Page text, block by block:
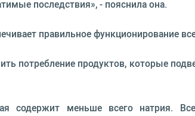
последствия», - пояснила она.
правильное функционирование
потребление продуктов, которые
меньше всего натрия.